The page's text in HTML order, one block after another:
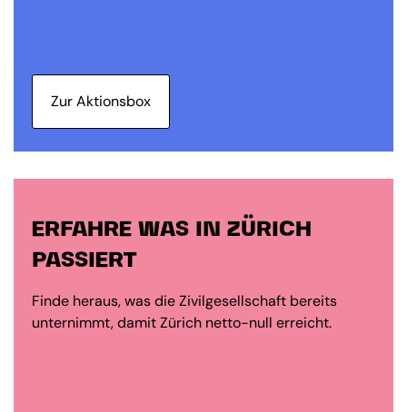
Zur Aktionsbox
ERFAHRE WAS IN ZÜRICH
PASSIERT
Finde heraus, was die Zivilgesellschaft bereits
unternimmt, damit Zürich netto-null erreicht.